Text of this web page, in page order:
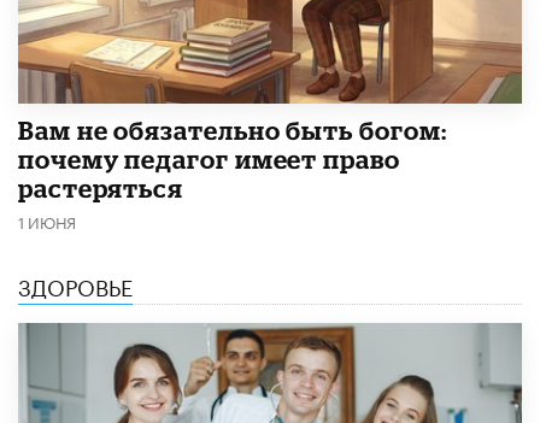
​Вам не обязательно быть богом:
почему педагог имеет право
растеряться
1 ИЮНЯ
ЗДОРОВЬЕ